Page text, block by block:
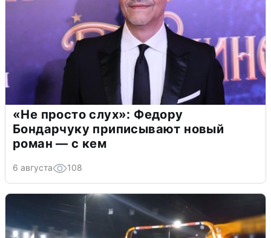
«Не просто слух»: Федору
Бондарчуку приписывают новый
роман — с кем
6 августа 108